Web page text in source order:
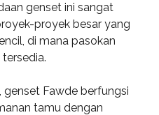
genset ini sangat
proyek besar yang
di mana pasokan
Fawde berfungsi
tamu dengan